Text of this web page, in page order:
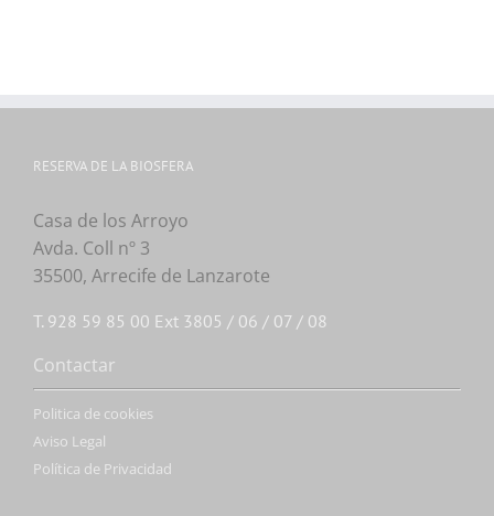
RESERVA DE LA BIOSFERA
Casa de los Arroyo
Avda. Coll nº 3
35500, Arrecife de Lanzarote
T. 928 59 85 00 Ext 3805 / 06 / 07 / 08
Contactar
Politica de cookies
Aviso Legal
Política de Privacidad